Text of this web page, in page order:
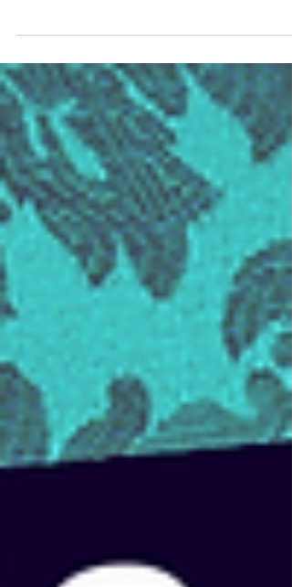
français. Oui, la langue française est magnifique,
mais parfois, elle est aussi très curieuse ou
même bizarre. 😅⚠️